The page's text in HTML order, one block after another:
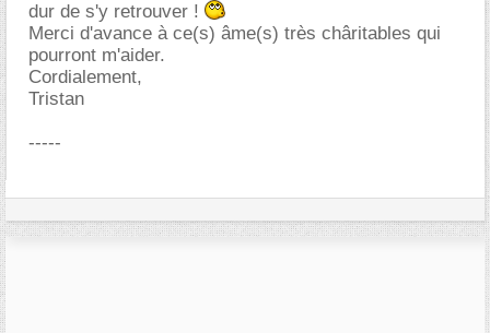
dur de s'y retrouver !
Merci d'avance à ce(s) âme(s) très châritables qui
pourront m'aider.
Cordialement,
Tristan
-----